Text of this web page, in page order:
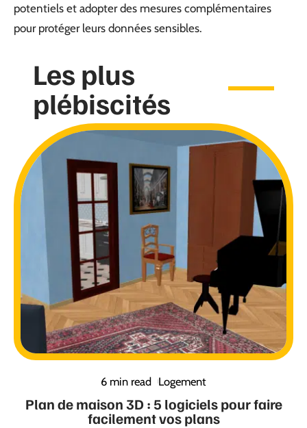
potentiels et adopter des mesures complémentaires
pour protéger leurs données sensibles.
Les plus
plébiscités
6 min read Logement
Plan de maison 3D : 5 logiciels pour faire
facilement vos plans